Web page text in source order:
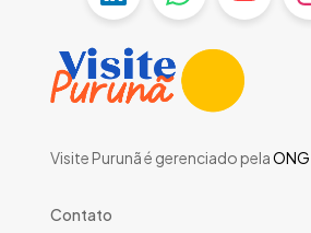
Visite Purunã é gerenciado pelaONG
Contato